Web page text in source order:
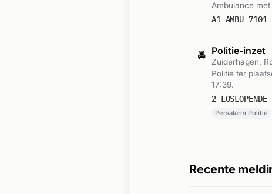
Ambulance
A1 AMBU 7101
🚔 Politie-inzet
Zuiderhagen,
Politie ter
17:39.
2
Persalarm Politie
Recente